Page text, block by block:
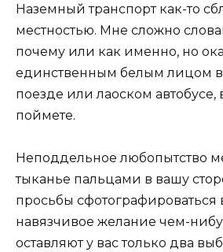
Наземный транспорт как-то
местностью. Мне сложно
почему или как именно, но
единственным белым лицом в
поезде или лаоском автобусе,
поймете.
Неподдельное любопытство
тыканье пальцами в вашу
просьбы сфотографироваться
навязчивое желание чем-
оставляют у вас только два